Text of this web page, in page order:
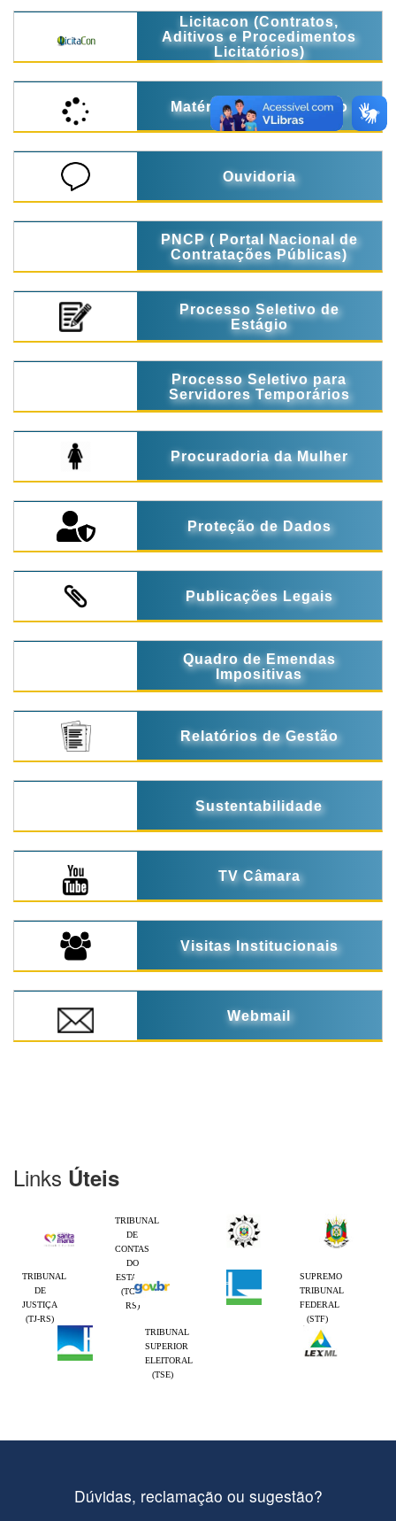
Licitacon (Contratos,
Aditivos e Procedimentos
Licitatórios)
Matérias em Tramitação
Ouvidoria
PNCP ( Portal Nacional de
Contratações Públicas)
Processo Seletivo de
Estágio
Processo Seletivo para
Servidores Temporários
Procuradoria da Mulher
Proteção de Dados
Publicações Legais
Quadro de Emendas
Impositivas
Relatórios de Gestão
Sustentabilidade
TV Câmara
Visitas Institucionais
Webmail
Links Úteis
TRIBUNAL
DE
CONTAS
DO
ESTADO
(TCE-
RS)
TRIBUNAL
DE
JUSTIÇA
(TJ-RS)
SUPREMO
TRIBUNAL
FEDERAL
(STF)
TRIBUNAL
SUPERIOR
ELEITORAL
(TSE)
Dúvidas, reclamação ou sugestão?